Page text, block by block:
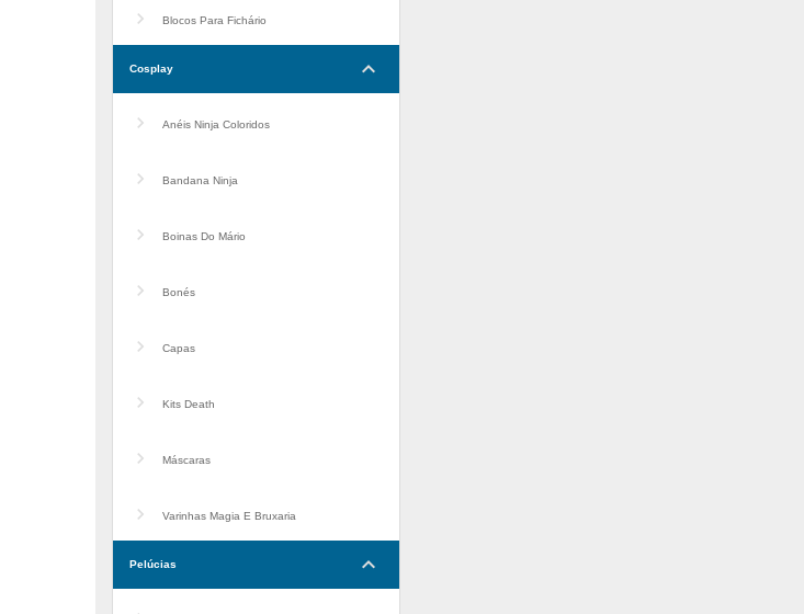
Blocos Para Fichário
Cosplay keyboard_arrow_down
Anéis Ninja Coloridos
Bandana Ninja
Boinas Do Mário
Bonés
Capas
Kits Death
Máscaras
Varinhas Magia E Bruxaria
Pelúcias keyboard_arrow_down